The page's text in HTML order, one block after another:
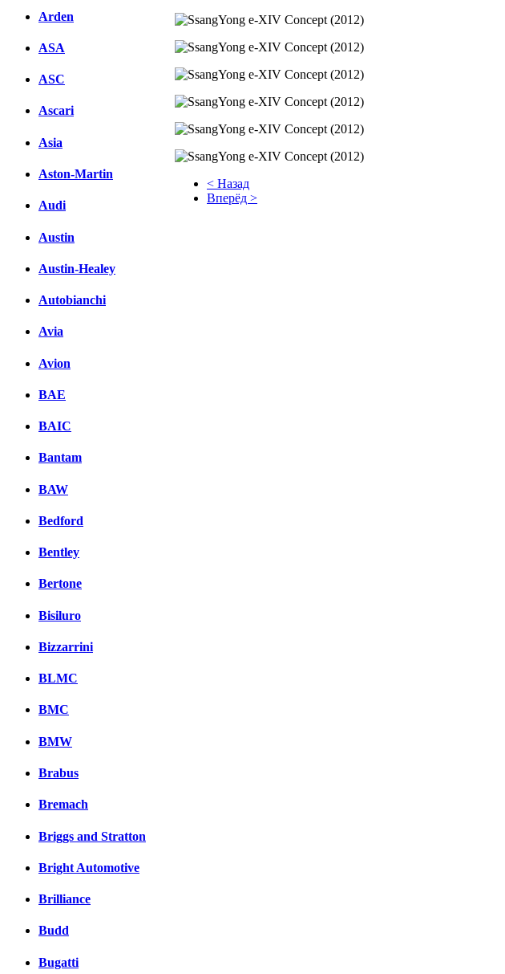
Arden
ASA
ASC
Ascari
Asia
Aston-Martin
Audi
Austin
Austin-Healey
Autobianchi
Avia
Avion
BAE
BAIC
Bantam
BAW
Bedford
Bentley
Bertone
Bisiluro
Bizzarrini
BLMC
BMC
BMW
Brabus
Bremach
Briggs and Stratton
Bright Automotive
Brilliance
Budd
Bugatti
< Назад
Вперёд >